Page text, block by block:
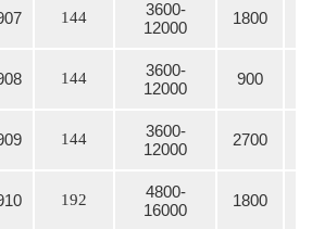
144
3600-
12000
1800
144
3600-
12000
900
144
3600-
12000
2700
192
4800-
16000
1800